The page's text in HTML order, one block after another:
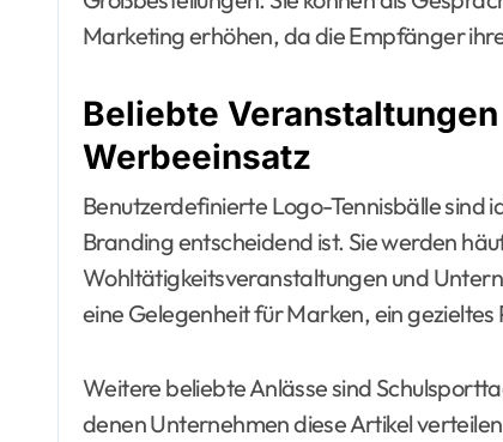
Marketing erhöhen, da die Empfänger
Beliebte
Werbeeinsatz
Benutzerdefinierte Logo-Tennisbälle sind
Branding entscheidend ist. Sie werden
Wohltätigkeitsveranstaltungen und
eine Gelegenheit für Marken, ein
Weitere beliebte Anlässe sind
denen Unternehmen diese Artikel